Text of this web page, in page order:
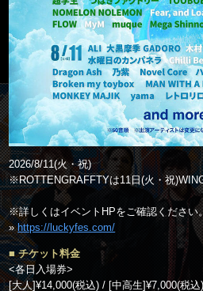
2026/8/11(火・祝)
※ROTTENGRAFFTYは11日(火・祝
※詳しくはイベントHPをご確認ください
»https://luckyfes.com/
■ チケット料金
<各日入場券>
[大人]¥14,000(税込) / [中高生]¥7,000(税込)